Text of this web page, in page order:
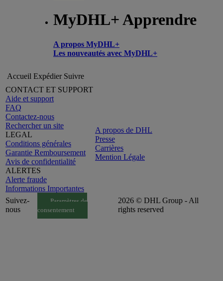
MyDHL+ Apprendre
A propos MyDHL+
Les nouveautés avec MyDHL+
Accueil Expédier Suivre
CONTACT ET SUPPORT
Aide et support
FAQ
Contactez-nous
Rechercher un site
LEGAL
Conditions générales
Garantie Remboursement
Avis de confidentialité
ALERTES
Alerte fraude
Informations Importantes
A propos de DHL
Presse
Carrières
Mention Légale
Suivez-
nous
Paramètres de
consentement
2026 © DHL Group - All
rights reserved